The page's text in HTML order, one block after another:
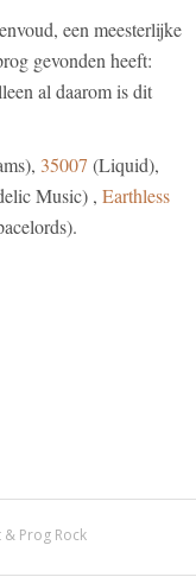
een meesterlijke
gevonden heeft:
al daarom is dit
35007 (Liquid),
Music) , Earthless
& Prog Rock